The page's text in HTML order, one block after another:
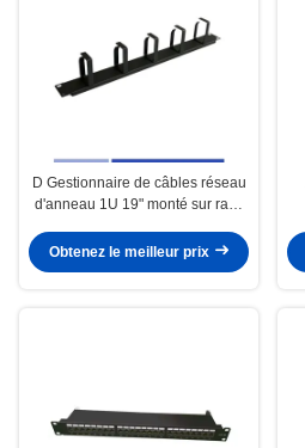
D Gestionnaire de câbles réseau
d'anneau 1U 19" monté sur rack
horizontaux
Obtenez le meilleur prix